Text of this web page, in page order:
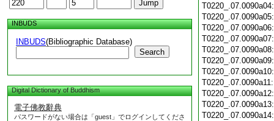
INBUDS
INBUDS(Bibliographic Database)
Search
Digital Dictionary of Buddhism
電子佛教辭典
パスワードがない場合は「guest」でログインしてくださ
T0220_.07.0090a04:
T0220_.07.0090a05:
T0220_.07.0090a06:
T0220_.07.0090a07:
T0220_.07.0090a08:
T0220_.07.0090a09:
T0220_.07.0090a10:
T0220_.07.0090a11:
T0220_.07.0090a12:
T0220_.07.0090a13:
T0220_.07.0090a14: